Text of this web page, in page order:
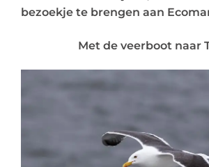
bezoekje te brengen aan
Met de veerboot naar